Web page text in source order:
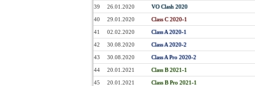
39 26.01.2020 VO Clash 2020
40 29.01.2020 Class C 2020-1
41 02.02.2020 Class A 2020-1
42 30.08.2020 Class A 2020-2
43 30.08.2020 Class A Pro 2020-2
44 20.01.2021 Class B 2021-1
45 20.01.2021 Class B Pro 2021-1